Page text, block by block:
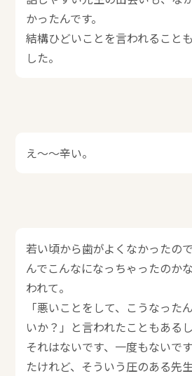
かったんです。
結構ひどいことを言われること
した。
え～～辛い。
若い頃から歯がよくなかったの
んでこんなになっちゃったのか
われて。
「悪いことをして、こうなった
いか？」と言われたこともある
それはないです、一度もないで
たけれど、そういう圧のある先